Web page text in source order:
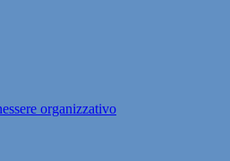
organizzativo